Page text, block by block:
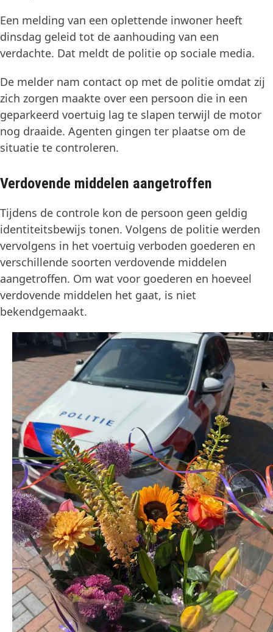
Een melding van een oplettende inwoner heeft
dinsdag geleid tot de aanhouding van een
verdachte. Dat meldt de politie op sociale media.
De melder nam contact op met de politie omdat zij
zich zorgen maakte over een persoon die in een
geparkeerd voertuig lag te slapen terwijl de motor
nog draaide. Agenten gingen ter plaatse om de
situatie te controleren.
Verdovende middelen aangetroffen
Tijdens de controle kon de persoon geen geldig
identiteitsbewijs tonen. Volgens de politie werden
vervolgens in het voertuig verboden goederen en
verschillende soorten verdovende middelen
aangetroffen. Om wat voor goederen en hoeveel
verdovende middelen het gaat, is niet
bekendgemaakt.